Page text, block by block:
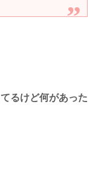
るけど何があった